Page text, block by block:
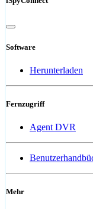
Software
Herunterladen
Fernzugriff
Agent DVR
Mehr